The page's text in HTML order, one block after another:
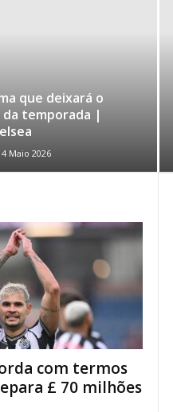
que deixará o
da temporada |
Maio 2026
com termos
£ 70 milhões